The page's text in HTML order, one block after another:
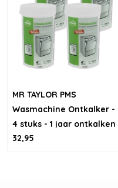
MR TAYLOR PMS
Wasmachine Ontkalker -
4 stuks - 1 jaar ontkalken
32,95